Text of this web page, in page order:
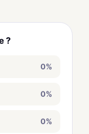
?
0%
0%
0%